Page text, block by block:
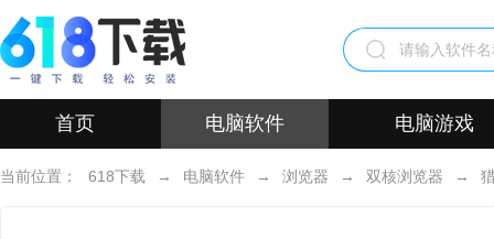
首页 电脑软件 电脑游戏
当前位置： 618下载 → 电脑软件 → 浏览器 → 双核浏览器 →